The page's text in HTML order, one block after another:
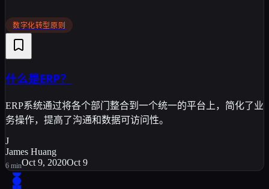
数字化转型原则
什么是ERP？
ERP系统通过将各个部门整合到一个统一的平台上，简化了业
务操作，提高了沟通和数据可访问性。
J
James Huang
6 minOct 9, 2020Oct 9